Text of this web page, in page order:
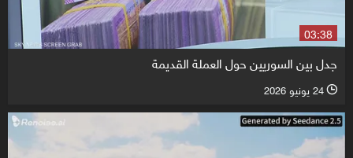
03:38
جدل بين السوريين حول العملة القديمة
l 24 يونيو 2026